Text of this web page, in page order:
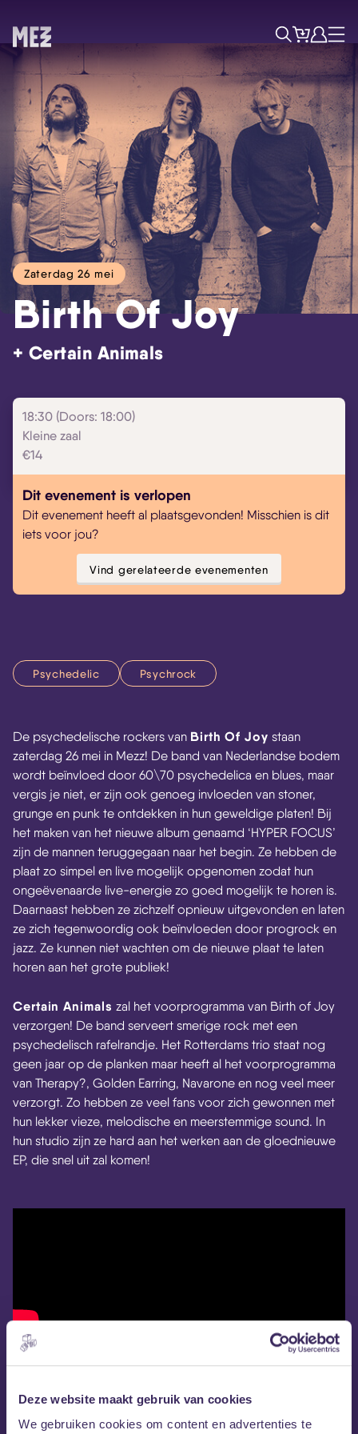
Deze website maakt gebruik van cookies
We gebruiken cookies om content en advertenties te
ZoekTicketsAccount
Menu
Zaterdag 26 mei
Birth Of Joy
+ Certain Animals
18:30 (Doors: 18:00)
Kleine zaal
€14
Dit evenement is verlopen
Dit evenement heeft al plaatsgevonden! Misschien is dit
iets voor jou?
Vind gerelateerde evenementen
Psychedelic Psychrock
De psychedelische rockers van Birth Of Joy staan
zaterdag 26 mei in Mezz! De band van Nederlandse bodem
wordt beïnvloed door 60\70 psychedelica en blues, maar
vergis je niet, er zijn ook genoeg invloeden van stoner,
grunge en punk te ontdekken in hun geweldige platen! Bij
het maken van het nieuwe album genaamd ‘HYPER FOCUS’
zijn de mannen teruggegaan naar het begin. Ze hebben de
plaat zo simpel en live mogelijk opgenomen zodat hun
ongeëvenaarde live-energie zo goed mogelijk te horen is.
Daarnaast hebben ze zichzelf opnieuw uitgevonden en laten
ze zich tegenwoordig ook beïnvloeden door progrock en
jazz. Ze kunnen niet wachten om de nieuwe plaat te laten
horen aan het grote publiek!
Certain Animals zal het voorprogramma van Birth of Joy
verzorgen! De band serveert smerige rock met een
psychedelisch rafelrandje. Het Rotterdams trio staat nog
geen jaar op de planken maar heeft al het voorprogramma
van Therapy?, Golden Earring, Navarone en nog veel meer
verzorgt. Zo hebben ze veel fans voor zich gewonnen met
hun lekker vieze, melodische en meerstemmige sound. In
hun studio zijn ze hard aan het werken aan de gloednieuwe
EP, die snel uit zal komen!